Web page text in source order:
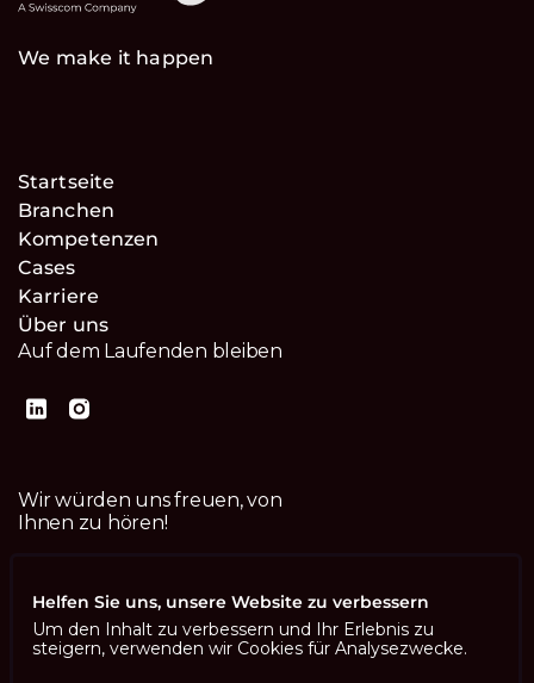
We make it happen
Startseite
Branchen
Kompetenzen
Cases
Karriere
Über uns
Auf dem Laufenden bleiben
Wir würden uns freuen, von
Ihnen zu hören!
Helfen Sie uns, unsere Website zu verbessern
Um den Inhalt zu verbessern und Ihr Erlebnis zu
steigern, verwenden wir Cookies für Analysezwecke.